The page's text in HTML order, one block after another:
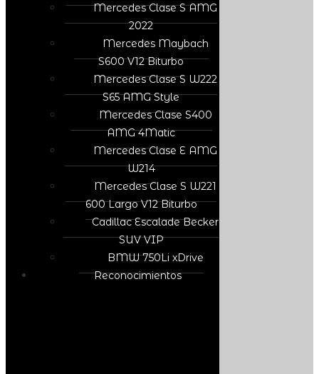
Mercedes Clase S AMG
2022
Mercedes Maybach
S600 V12 Biturbo
Mercedes Clase S W222
S65 AMG Style
Mercedes Clase S400
AMG 4Matic
Mercedes Clase E AMG
W214
Mercedes Clase S W221
600 Largo V12 Biturbo
Cadillac Escalade Becker
SUV VIP
BMW 750Li xDrive
Reconocimientos